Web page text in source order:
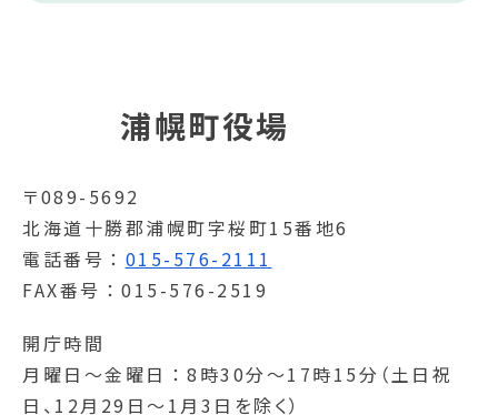
浦幌町役場
〒089-5692
北海道十勝郡浦幌町字桜町15番地6
電話番号
015-576-2111
FAX番号
015-576-2519
開庁時間
月曜日～金曜日
8時30分～17時15分（土日祝
日、12月29日～1月3日を除く）